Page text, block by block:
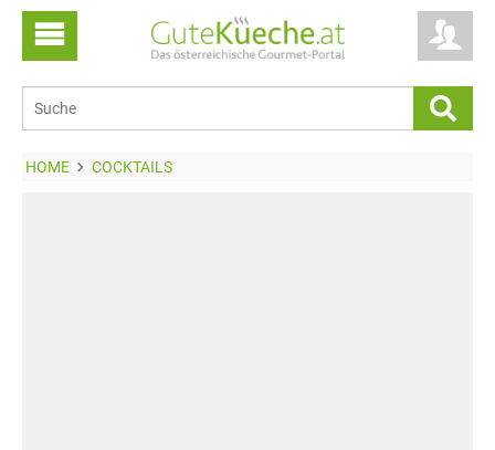
HOME COCKTAILS